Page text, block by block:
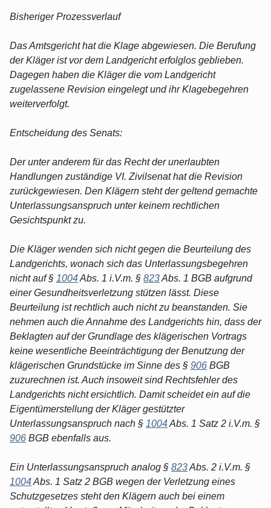
Bisheriger Prozessverlauf
Das Amtsgericht hat die Klage abgewiesen. Die Berufung
der Kläger ist vor dem Landgericht erfolglos geblieben.
Dagegen haben die Kläger die vom Landgericht
zugelassene Revision eingelegt und ihr Klagebegehren
weiterverfolgt.
Entscheidung des Senats:
Der unter anderem für das Recht der unerlaubten
Handlungen zuständige VI. Zivilsenat hat die Revision
zurückgewiesen. Den Klägern steht der geltend gemachte
Unterlassungsanspruch unter keinem rechtlichen
Gesichtspunkt zu.
Die Kläger wenden sich nicht gegen die Beurteilung des
Landgerichts, wonach sich das Unterlassungsbegehren
nicht auf § 1004Abs. 1 i.V.m. § 823Abs. 1 BGB aufgrund
einer Gesundheitsverletzung stützen lässt. Diese
Beurteilung ist rechtlich auch nicht zu beanstanden. Sie
nehmen auch die Annahme des Landgerichts hin, dass der
Beklagten auf der Grundlage des klägerischen Vortrags
keine wesentliche Beeinträchtigung der Benutzung der
klägerischen Grundstücke im Sinne des § 906 BGB
zuzurechnen ist. Auch insoweit sind Rechtsfehler des
Landgerichts nicht ersichtlich. Damit scheidet ein auf die
Eigentümerstellung der Kläger gestützter
Unterlassungsanspruch nach § 1004Abs. 1 Satz 2 i.V.m. §
906 BGB ebenfalls aus.
Ein Unterlassungsanspruch analog § 823Abs. 2 i.V.m. §
1004Abs. 1 Satz 2 BGB wegen der Verletzung eines
Schutzgesetzes steht den Klägern auch bei einem